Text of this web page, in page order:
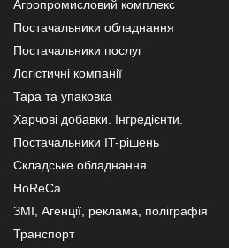
Агропромисловий комплекс
Постачальники обладнання
Постачальники послуг
Логістичні компанії
Тара та упаковка
Харчові добавки. Інгредієнти.
Постачальники IT-рішень
Складське обладнання
HoReCa
ЗМІ, Агенції, реклама, поліграфія
Транспорт